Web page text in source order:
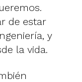
de estar
y
la vida.